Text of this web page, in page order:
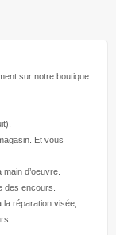
sur notre boutique
Et vous
d’oeuvre
des encours.
réparation visée,